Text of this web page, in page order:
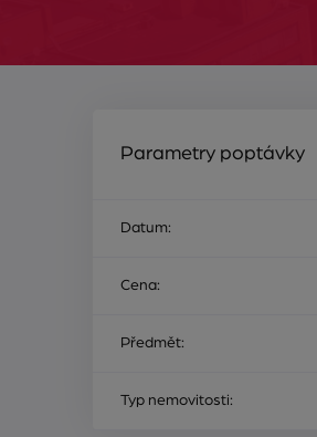
Parametry poptávky
Datum:
Cena:
Předmět:
Typ nemovitosti: